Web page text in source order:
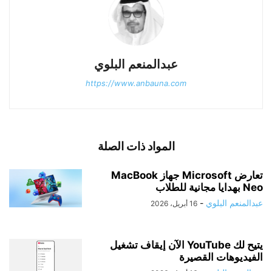
عبدالمنعم البلوي
https://www.anbauna.com
المواد ذات الصلة
تعارض Microsoft جهاز MacBook
Neo بهدايا مجانية للطلاب
عبدالمنعم البلوي - 16 أبريل، 2026
يتيح لك YouTube الآن إيقاف تشغيل
الفيديوهات القصيرة